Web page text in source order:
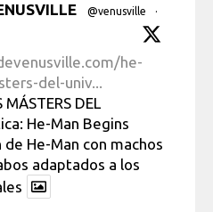
@venusville
·
he-
del-univ...
MÁSTERS DEL
He-Man Begins
He-Man con machos
adaptados a los